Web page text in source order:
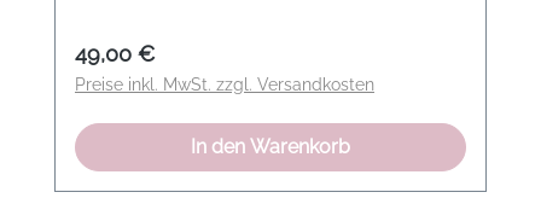
Regulärer Preis:
49,00 €
Preise inkl. MwSt. zzgl. Versandkosten
In den Warenkorb